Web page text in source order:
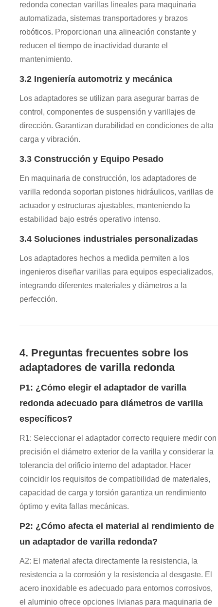
redonda conectan varillas lineales para maquinaria
automatizada, sistemas transportadores y brazos
robóticos. Proporcionan una alineación constante y
reducen el tiempo de inactividad durante el
mantenimiento.
3.2 Ingeniería automotriz y mecánica
Los adaptadores se utilizan para asegurar barras de
control, componentes de suspensión y varillajes de
dirección. Garantizan durabilidad en condiciones de alta
carga y vibración.
3.3 Construcción y Equipo Pesado
En maquinaria de construcción, los adaptadores de
varilla redonda soportan pistones hidráulicos, varillas de
actuador y estructuras ajustables, manteniendo la
estabilidad bajo estrés operativo intenso.
3.4 Soluciones industriales personalizadas
Los adaptadores hechos a medida permiten a los
ingenieros diseñar varillas para equipos especializados,
integrando diferentes materiales y diámetros a la
perfección.
4. Preguntas frecuentes sobre los
adaptadores de varilla redonda
P1: ¿Cómo elegir el adaptador de varilla
redonda adecuado para diámetros de varilla
específicos?
R1: Seleccionar el adaptador correcto requiere medir con
precisión el diámetro exterior de la varilla y considerar la
tolerancia del orificio interno del adaptador. Hacer
coincidir los requisitos de compatibilidad de materiales,
capacidad de carga y torsión garantiza un rendimiento
óptimo y evita fallas mecánicas.
P2: ¿Cómo afecta el material al rendimiento de
un adaptador de varilla redonda?
A2: El material afecta directamente la resistencia, la
resistencia a la corrosión y la resistencia al desgaste. El
acero inoxidable es adecuado para entornos corrosivos,
el aluminio ofrece opciones livianas para maquinaria de